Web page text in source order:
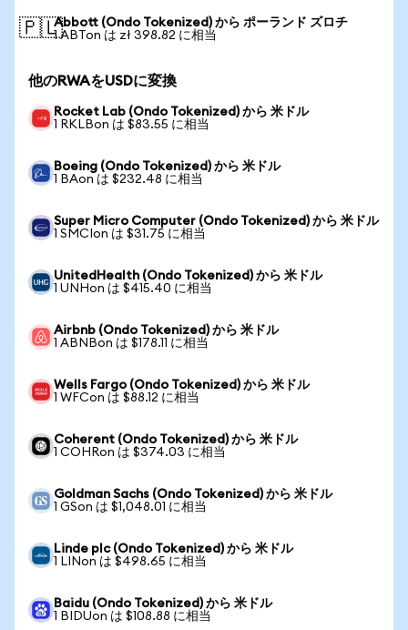
🇵🇱Abbott (Ondo Tokenized) から ポーランド ズロチ
1 ABTon は zł 398.82 に相当
他のRWAをUSDに変換
Rocket Lab (Ondo Tokenized) から 米ドル
1 RKLBon は $83.55 に相当
Boeing (Ondo Tokenized) から 米ドル
1 BAon は $232.48 に相当
Super Micro Computer (Ondo Tokenized) から 米ドル
1 SMCIon は $31.75 に相当
UnitedHealth (Ondo Tokenized) から 米ドル
1 UNHon は $415.40 に相当
Airbnb (Ondo Tokenized) から 米ドル
1 ABNBon は $178.11 に相当
Wells Fargo (Ondo Tokenized) から 米ドル
1 WFCon は $88.12 に相当
Coherent (Ondo Tokenized) から 米ドル
1 COHRon は $374.03 に相当
Goldman Sachs (Ondo Tokenized) から 米ドル
1 GSon は $1,048.01 に相当
Linde plc (Ondo Tokenized) から 米ドル
1 LINon は $498.65 に相当
Baidu (Ondo Tokenized) から 米ドル
1 BIDUon は $108.88 に相当